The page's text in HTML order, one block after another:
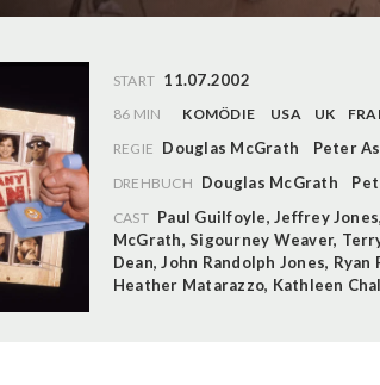
START 11.07.2002
86 MIN KOMÖDIE USA UK
REGIE Douglas McGrath Peter
DREHBUCH Douglas McGrath
CAST Paul Guilfoyle,Jeffrey Jones,
McGrath,Sigourney Weaver,
Dean,John Randolph Jones, Ryan
Heather Matarazzo, Kathleen